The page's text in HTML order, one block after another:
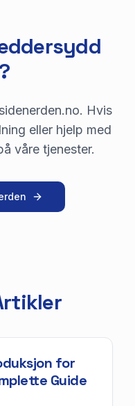
Hvis
eller hjelp med
våre tjenester.
for
Guide